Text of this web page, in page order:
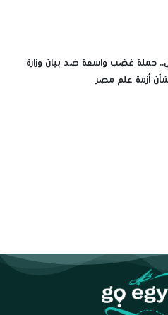
حملة غضب واسعة ضد بيان وزارة
أزمة علم مصر